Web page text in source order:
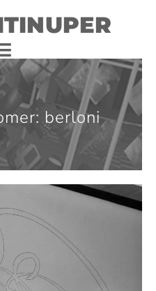
berloni